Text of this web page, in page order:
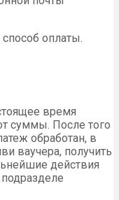
оплаты.
время
суммы. После того
обработан, в
ваучера, получить
действия